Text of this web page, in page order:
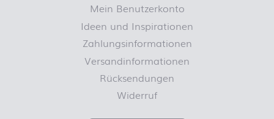
Mein Benutzerkonto
Ideen und Inspirationen
Zahlungsinformationen
Versandinformationen
Rücksendungen
Widerruf